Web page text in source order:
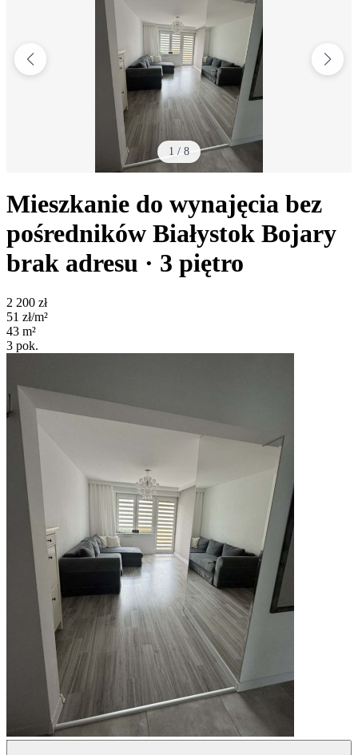
1 / 8
Mieszkanie do wynajęcia bez
pośredników Białystok Bojary
brak adresu · 3 piętro
2 200 zł
51 zł/m²
43 m²
3 pok.